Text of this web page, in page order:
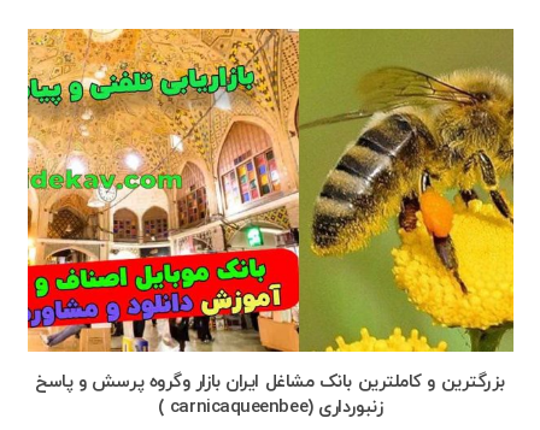
بزرگترین و کاملترین بانک مشاغل ایران بازار وگروه پرسش و پاسخ
زنبورداری (carnicaqueenbee )